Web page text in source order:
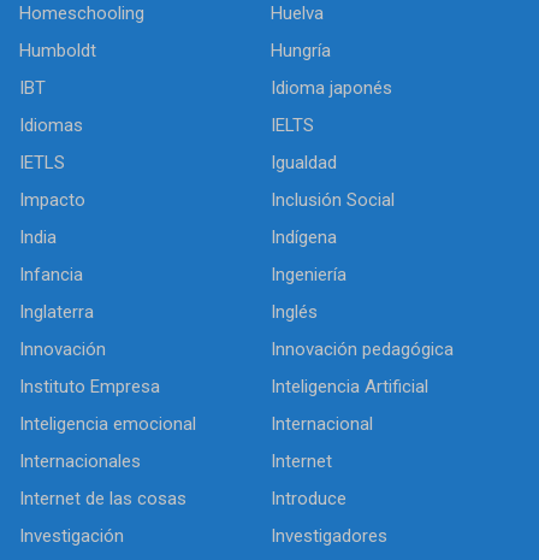
Homeschooling
Huelva
Humboldt
Hungría
IBT
Idioma japonés
Idiomas
IELTS
IETLS
Igualdad
Impacto
Inclusión Social
India
Indígena
Infancia
Ingeniería
Inglaterra
Inglés
Innovación
Innovación pedagógica
Instituto Empresa
Inteligencia Artificial
Inteligencia emocional
Internacional
Internacionales
Internet
Internet de las cosas
Introduce
Investigación
Investigadores